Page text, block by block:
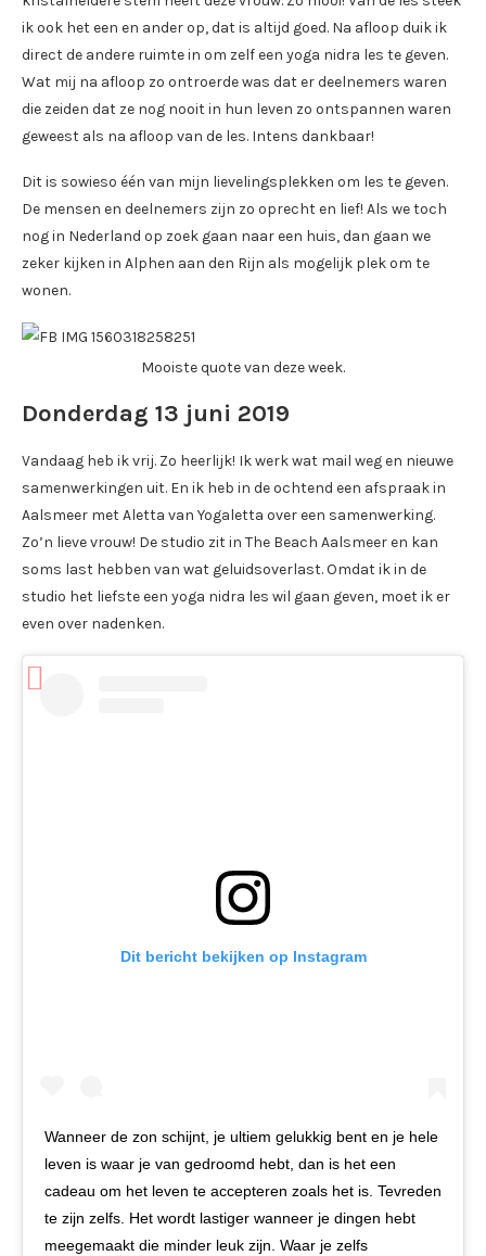
ik ook het een en ander op, dat is altijd goed. Na afloop duik ik
direct de andere ruimte in om zelf een yoga nidra les te geven.
Wat mij na afloop zo ontroerde was dat er deelnemers waren
die zeiden dat ze nog nooit in hun leven zo ontspannen waren
geweest als na afloop van de les. Intens dankbaar!
Dit is sowieso één van mijn lievelingsplekken om les te geven.
De mensen en deelnemers zijn zo oprecht en lief! Als we toch
nog in Nederland op zoek gaan naar een huis, dan gaan we
zeker kijken in Alphen aan den Rijn als mogelijk plek om te
wonen.
Mooiste quote van deze week.
Donderdag 13 juni 2019
Vandaag heb ik vrij. Zo heerlijk! Ik werk wat mail weg en nieuwe
samenwerkingen uit. En ik heb in de ochtend een afspraak in
Aalsmeer met Aletta van Yogaletta over een samenwerking.
Zo’n lieve vrouw! De studio zit in The Beach Aalsmeer en kan
soms last hebben van wat geluidsoverlast. Omdat ik in de
studio het liefste een yoga nidra les wil gaan geven, moet ik er
even over nadenken.
Dit bericht bekijken op Instagram
Wanneer de zon schijnt, je ultiem gelukkig bent en je hele
leven is waar je van gedroomd hebt, dan is het een
cadeau om het leven te accepteren zoals het is. Tevreden
te zijn zelfs. Het wordt lastiger wanneer je dingen hebt
meegemaakt die minder leuk zijn. Waar je zelfs